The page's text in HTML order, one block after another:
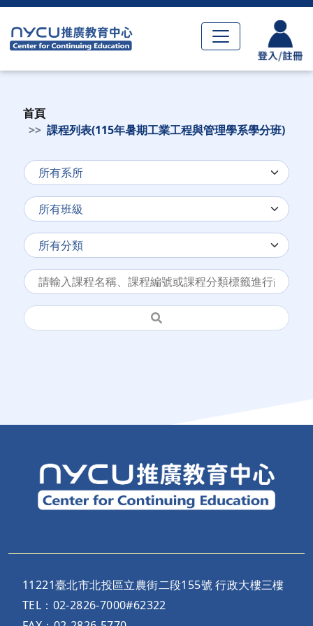
首頁
課程列表(115年暑期工業工程與管理學系學分班)
11221臺北市北投區立農街二段155號 行政大樓三樓
TEL：02-2826-7000#62322